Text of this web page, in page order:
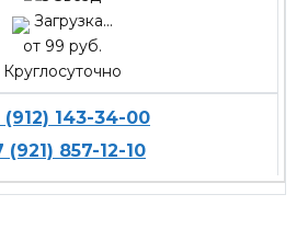
Загрузка...
от 99 руб.
Круглосуточно
(912) 143-34-00
(921) 857-12-10